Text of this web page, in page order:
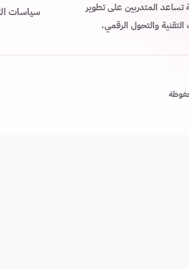
تساعد المتدربين على تطوير
والتحول الرقمي.
سياسات